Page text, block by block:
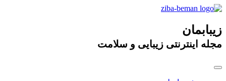
زیبابمان
مجله اینترنتی زیبایی و سلامت